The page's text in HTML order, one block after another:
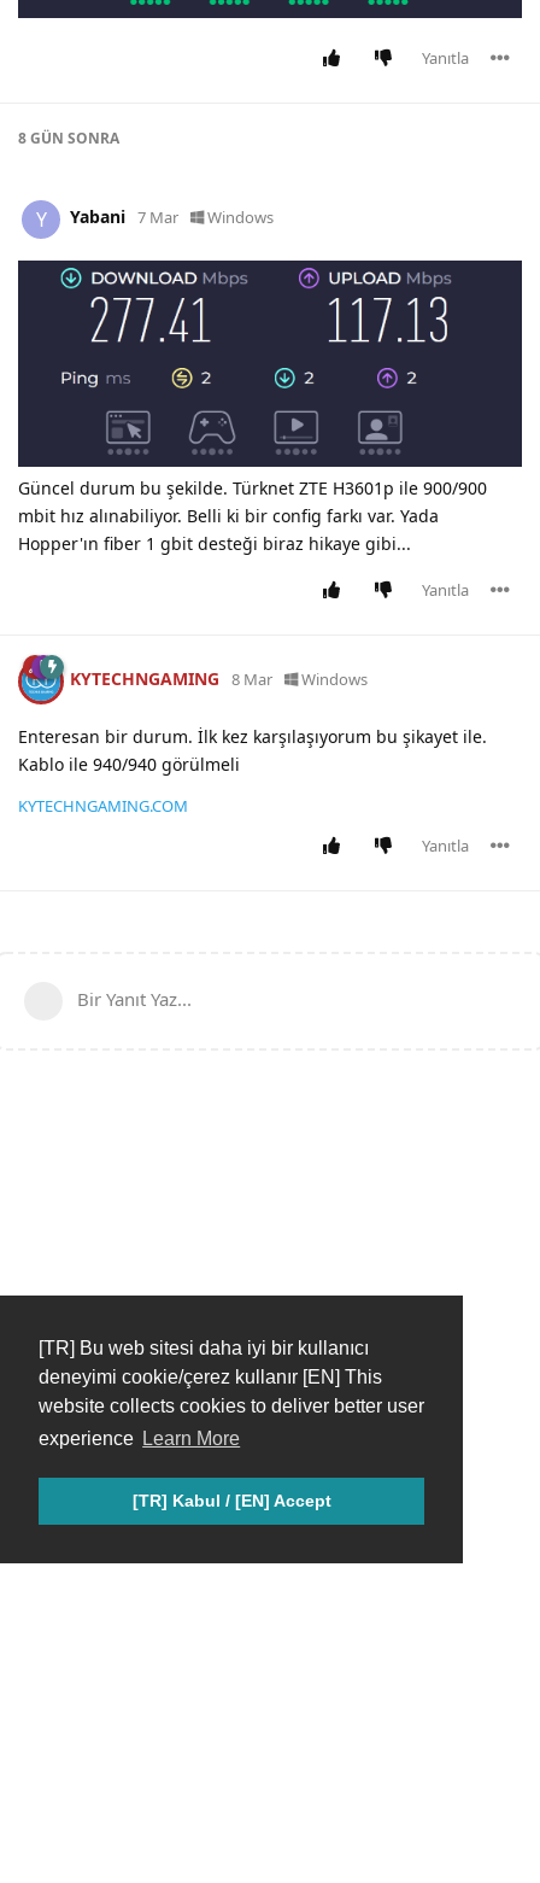
[TR] Bu web sitesi daha iyi bir kullanıcı
deneyimi cookie/çerez kullanır [EN] This
website collects cookies to deliver better user
experience Learn More
[TR] Kabul / [EN] Accept
Yanıtla
8 GÜN SONRA
Y Yabani 7 Mar Windows
Güncel durum bu şekilde. Türknet ZTE H3601p ile 900/900
mbit hız alınabiliyor. Belli ki bir config farkı var. Yada
Hopper'ın fiber 1 gbit desteği biraz hikaye gibi...
Yanıtla
KYTECHNGAMING 8 Mar Windows
Enteresan bir durum. İlk kez karşılaşıyorum bu şikayet ile.
Kablo ile 940/940 görülmeli
KYTECHNGAMING.COM
Yanıtla
Bir Yanıt Yaz...